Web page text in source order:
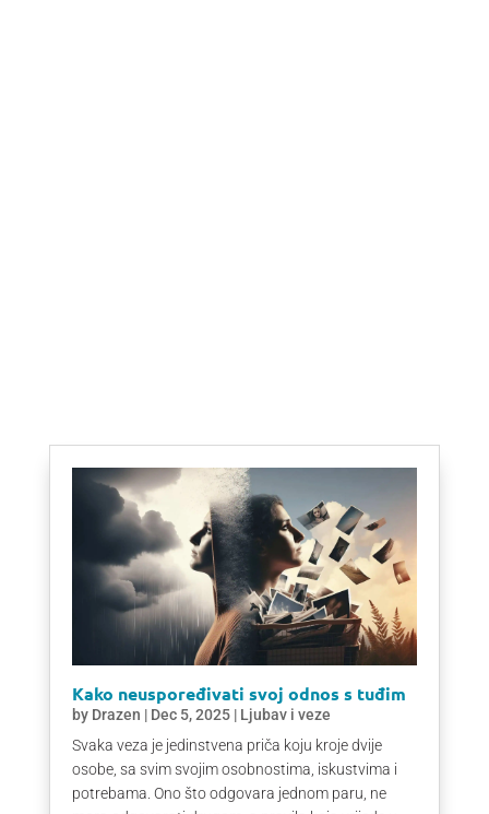
Kako neuspoređivati svoj odnos s tuđim
by Drazen | Dec 5, 2025| Ljubav i veze
Svaka veza je jedinstvena priča koju kroje dvije
osobe, sa svim svojim osobnostima, iskustvima i
potrebama. Ono što odgovara jednom paru, ne